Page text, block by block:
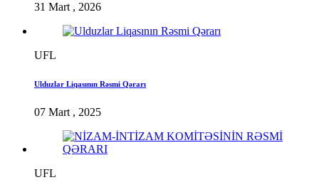
31 Mart , 2026
UFL
Ulduzlar Liqasının Rəsmi Qərarı
07 Mart , 2025
UFL